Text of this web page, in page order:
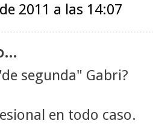
2011 a las 14:07
segunda" Gabri?
en todo caso.